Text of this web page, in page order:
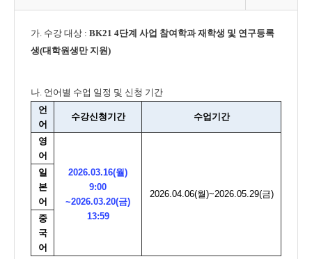
가. 수강 대상 : BK21 4단계 사업 참여학과 재학생 및 연구등록
생(대학원생만 지원)
나. 언어별 수업 일정 및 신청 기간
언
어
수강신청기간 수업기간
영
어
2026.03.16(월)
9:00
~2026.03.20(금)
13:59
2026.04.06(월)~2026.05.29(금)
일
본
어
중
국
어